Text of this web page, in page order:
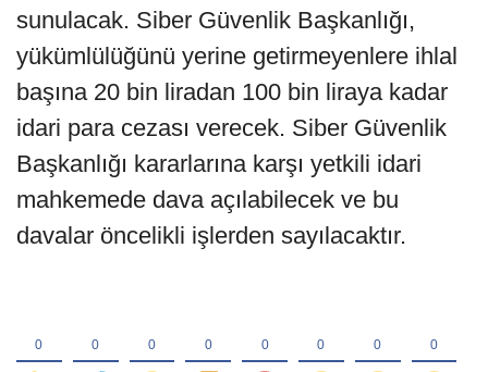
sunulacak. Siber Güvenlik Başkanlığı,
yükümlülüğünü yerine getirmeyenlere ihlal
başına 20 bin liradan 100 bin liraya kadar
idari para cezası verecek. Siber Güvenlik
Başkanlığı kararlarına karşı yetkili idari
mahkemede dava açılabilecek ve bu
davalar öncelikli işlerden sayılacaktır.